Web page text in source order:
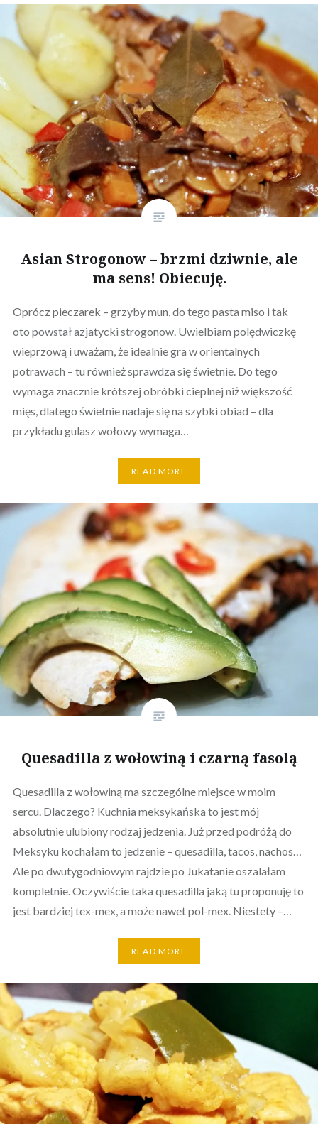
Asian Strogonow – brzmi dziwnie, ale
ma sens! Obiecuję.
Oprócz pieczarek – grzyby mun, do tego pasta miso i tak
oto powstał azjatycki strogonow. Uwielbiam polędwiczkę
wieprzową i uważam, że idealnie gra w orientalnych
potrawach – tu również sprawdza się świetnie. Do tego
wymaga znacznie krótszej obróbki cieplnej niż większość
mięs, dlatego świetnie nadaje się na szybki obiad – dla
przykładu gulasz wołowy wymaga…
READ MORE
Quesadilla z wołowiną i czarną fasolą
Quesadilla z wołowiną ma szczególne miejsce w moim
sercu. Dlaczego? Kuchnia meksykańska to jest mój
absolutnie ulubiony rodzaj jedzenia. Już przed podróżą do
Meksyku kochałam to jedzenie – quesadilla, tacos, nachos…
Ale po dwutygodniowym rajdzie po Jukatanie oszalałam
kompletnie. Oczywiście taka quesadilla jaką tu proponuję to
jest bardziej tex-mex, a może nawet pol-mex. Niestety –…
READ MORE